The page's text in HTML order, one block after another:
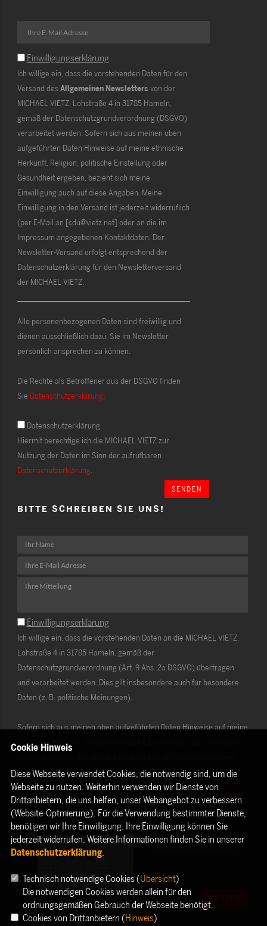
Einwilligungserklärung
Ich willige ein, dass die vorstehenden Daten für den
Versand desAllgemeinen Newsletters von der
MICHAEL VIETZ, Lohstraße 4 in 31785 Hameln,
gemäß der Datenschutzgrundverordnung (DSGVO)
verarbeitet werden. Sofern sich aus meinen oben
aufgeführten Daten Hinweise auf meine ethnische
Herkunft, Religion, politische Einstellung oder
Gesundheit ergeben, bezieht sich meine
Einwilligung auch auf diese Angaben. Meine
Einwilligung in den Versand ist jederzeit widerruflich
(per E-Mail an [cdu@vietz.net] oder an die im
Impressum angegebenen Kontaktdaten. Der
Newsletter-Versand erfolgt entsprechend der
Datenschutzerklärung für den Newsletterversand
der MICHAEL VIETZ.
Alle personenbezogenen Daten sind freiwillig und
dienen ausschließlich dazu, Sie im Newsletter
persönlich ansprechen zu können.
Die Rechte als Betroffener aus der DSGVO finden
Sie Datenschutzerklärung.
Datenschutzerklärung
Hiermit berechtige ich die MICHAEL VIETZ zur
Nutzung der Daten im Sinn der aufrufbaren
Datenschutzerklärung.
SENDEN
BITTE SCHREIBEN SIE UNS!
Einwilligungserklärung
Ich willige ein, dass die vorstehenden Daten an die MICHAEL VIETZ,
Lohstraße 4 in 31785 Hameln, gemäß der
Datenschutzgrundverordnung (Art. 9 Abs. 2a DSGVO) übertragen
und verarbeitet werden. Dies gilt insbesondere auch für besondere
Daten (z. B. politische Meinungen).
Sofern sich aus meinen oben aufgeführten Daten Hinweise auf meine
ethnische Herkunft, Religion, politische Einstellung oder Gesundheit
Die Rechte als Betroffener aus der DSGVO ( Datenschutzerklärung
habe ich gelesen und verstanden.
Cookie Hinweis
Diese Webseite verwendet Cookies, die notwendig sind, um die
Webseite zu nutzen. Weiterhin verwenden wir Dienste von
Drittanbietern, die uns helfen, unser Webangebot zu verbessern
(Website-Optmierung). Für die Verwendung bestimmter Dienste,
benötigen wir Ihre Einwilligung. Ihre Einwilligung können Sie
jederzeit widerrufen. Weitere Informationen finden Sie in unserer
Datenschutzerklärung.
Technisch notwendige Cookies (Übersicht)
Die notwendigen Cookies werden allein für den
ordnungsgemäßen Gebrauch der Webseite benötigt.
Cookies von Drittanbietern (Hinweis)